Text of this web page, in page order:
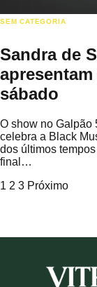
SEM CATEGORIA
Sandra de
sábado
O show no Galpão
celebra a Black
dos últimos
final…
Paginação
1 2 3 Próximo